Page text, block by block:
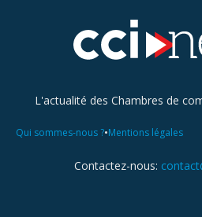
L'actualité des Chambres de
Qui sommes-nous ?•Mentions légales
Contactez-nous: